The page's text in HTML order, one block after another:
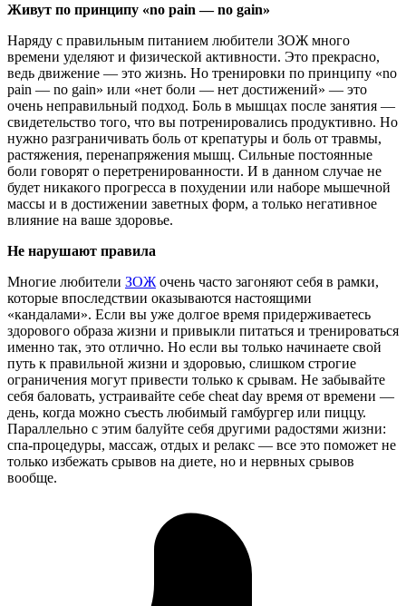
Живут по принципу «no pain — no gain»
Наряду с правильным питанием любители ЗОЖ много
времени уделяют и физической активности. Это прекрасно,
ведь движение — это жизнь. Но тренировки по принципу «no
pain — no gain» или «нет боли — нет достижений» — это
очень неправильный подход. Боль в мышцах после занятия —
свидетельство того, что вы потренировались продуктивно. Но
нужно разграничивать боль от крепатуры и боль от травмы,
растяжения, перенапряжения мышц. Сильные постоянные
боли говорят о перетренированности. И в данном случае не
будет никакого прогресса в похудении или наборе мышечной
массы и в достижении заветных форм, а только негативное
влияние на ваше здоровье.
Не нарушают правила
Многие любители ЗОЖ очень часто загоняют себя в рамки,
которые впоследствии оказываются настоящими
«кандалами». Если вы уже долгое время придерживаетесь
здорового образа жизни и привыкли питаться и тренироваться
именно так, это отлично. Но если вы только начинаете свой
путь к правильной жизни и здоровью, слишком строгие
ограничения могут привести только к срывам. Не забывайте
себя баловать, устраивайте себе cheat day время от времени —
день, когда можно съесть любимый гамбургер или пиццу.
Параллельно с этим балуйте себя другими радостями жизни:
спа-процедуры, массаж, отдых и релакс — все это поможет не
только избежать срывов на диете, но и нервных срывов
вообще.